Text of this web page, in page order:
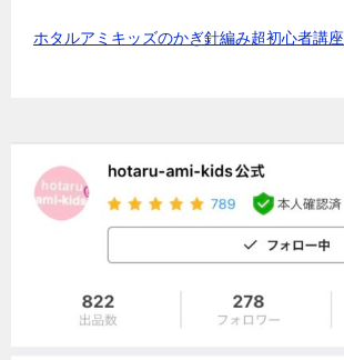
ホタルアミキッズのかぎ針編み超初心者講座